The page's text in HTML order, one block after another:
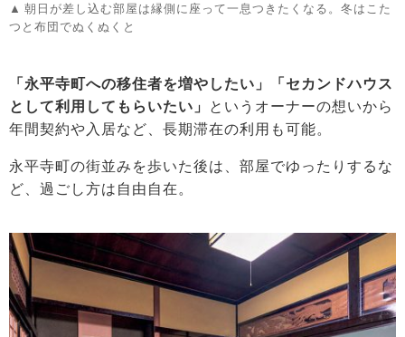
朝日が差し込む部屋は縁側に座って一息つきたくなる。冬はこた
つと布団でぬくぬくと
「永平寺町への移住者を増やしたい」「セカンドハウス
として利用してもらいたい」
というオーナーの想いから
年間契約や入居など、長期滞在の利用も可能。
永平寺町の街並みを歩いた後は、部屋でゆったりするな
ど、過ごし方は自由自在。